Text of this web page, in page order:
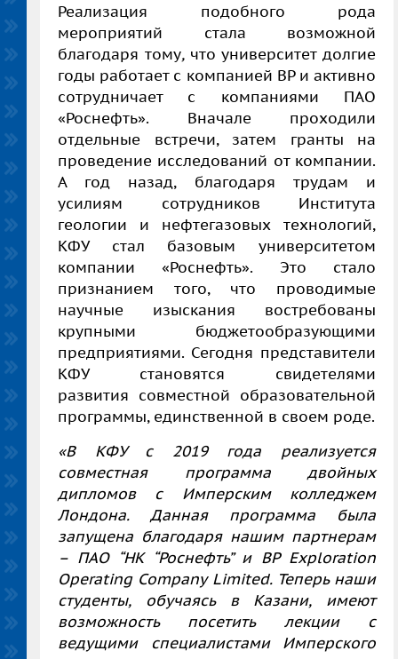
Реализация подобного рода
мероприятий стала возможной
благодаря тому, что университет долгие
годы работает с компанией BP и активно
сотрудничает с компаниями ПАО
«Роснефть». Вначале проходили
отдельные встречи, затем гранты на
проведение исследований от компании.
А год назад, благодаря трудам и
усилиям сотрудников Института
геологии и нефтегазовых технологий,
КФУ стал базовым университетом
компании «Роснефть». Это стало
признанием того, что проводимые
научные изыскания востребованы
крупными бюджетообразующими
предприятиями. Сегодня представители
КФУ становятся свидетелями
развития совместной образовательной
программы, единственной в своем роде.
«В КФУ с 2019 года реализуется
совместная программа двойных
дипломов с Имперским колледжем
Лондона. Данная программа была
запущена благодаря нашим партнерам
– ПАО “НК “Роснефть” и BP Exploration
Operating Company Limited. Теперь наши
студенты, обучаясь в Казани, имеют
возможность посетить лекции с
ведущими специалистами Имперского